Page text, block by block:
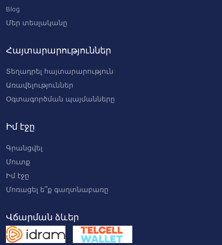
Blog
Մեր տեսլականը
Հայտարարություններ
Տեղադրել հայտարարություն
Առավելություններ
Օգտագործման պայմանները
Իմ էջը
Գրանցվել
Մուտք
Իմ էջը
Մոռացել ե՞ք գաղտնաբառը
Վճարման ձևեր